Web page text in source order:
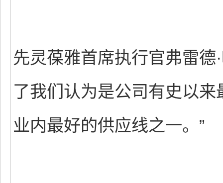
先灵葆雅首席执行官弗雷德
了我们认为是公司有史以
业内最好的供应线之一。”